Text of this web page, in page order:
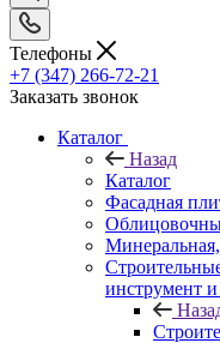
Телефоны
+7 (347) 266-72-21
Заказать звонок
Каталог
Назад
Каталог
Фасадная
инструмент и